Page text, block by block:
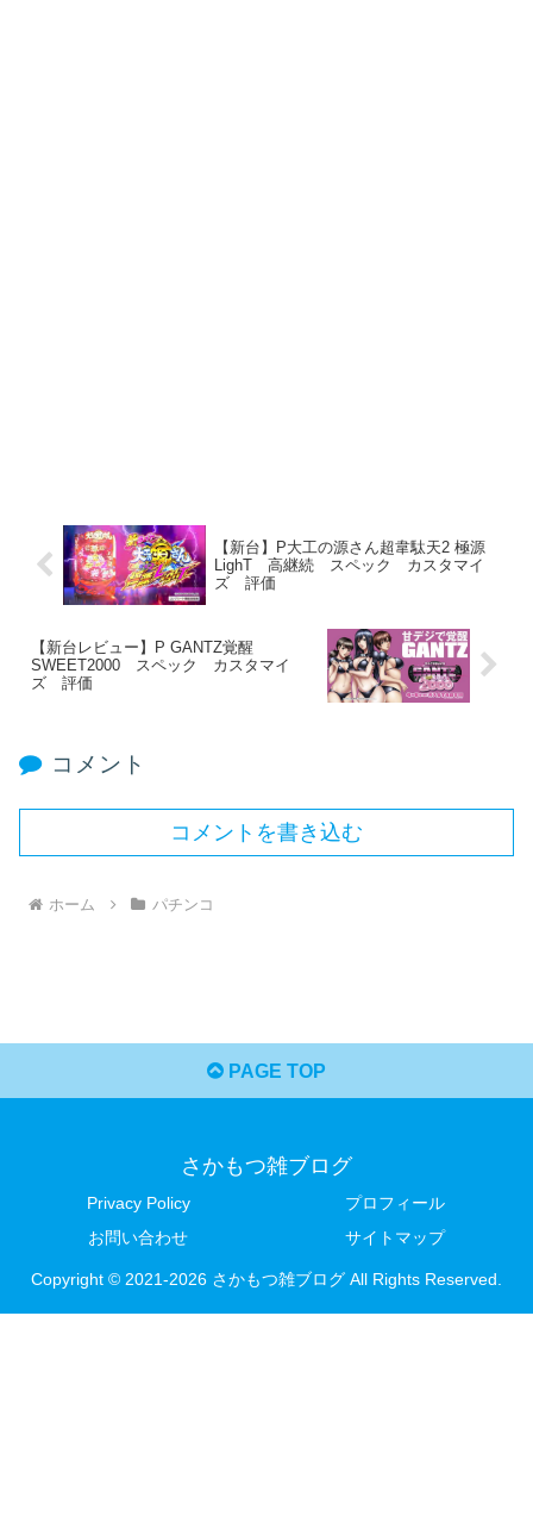
【新台】P大工の源さん超韋駄天2 極源
LighT 高継続 スペック カスタマイ
ズ 評価
【新台レビュー】P GANTZ覚醒
SWEET2000 スペック カスタマイ
ズ 評価
コメント
コメントを書き込む
ホーム パチンコ
PAGE TOP
さかもつ雑ブログ
Privacy Policy
プロフィール
お問い合わせ
サイトマップ
Copyright © 2021-2026 さかもつ雑ブログ All Rights Reserved.